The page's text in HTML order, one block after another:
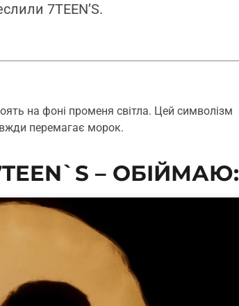
7TEEN’S.
на фоні променя світла. Цей символізм
перемагає морок.
– ОБІЙМАЮ: